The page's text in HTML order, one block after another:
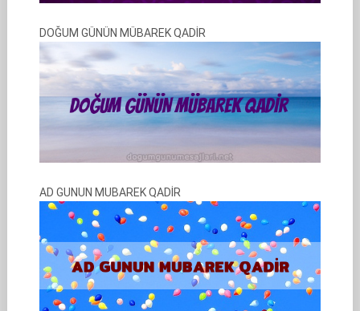
DOĞUM GÜNÜN MÜBAREK QADİR
AD GUNUN MUBAREK QADİR